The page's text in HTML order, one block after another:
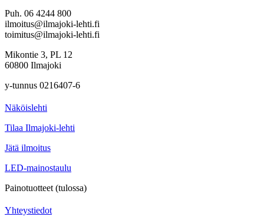
Puh. 06 4244 800
ilmoitus@ilmajoki-lehti.fi
toimitus@ilmajoki-lehti.fi
Mikontie 3, PL 12
60800 Ilmajoki
y-tunnus 0216407-6
Näköislehti
Tilaa Ilmajoki-lehti
Jätä ilmoitus
LED-mainostaulu
Painotuotteet (tulossa)
Yhteystiedot